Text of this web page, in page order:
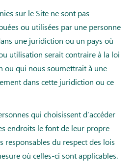
sur le Site ne sont pas
ou utilisées par une personne
une juridiction ou un pays où
utilisation serait contraire à la loi
ou qui nous soumettrait à une
dans cette juridiction ou ce
qui choisissent d’accéder
endroits le font de leur propre
responsables du respect des lois
où celles-ci sont applicables.